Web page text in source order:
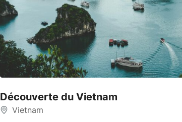
Découverte du Vietnam
Vietnam